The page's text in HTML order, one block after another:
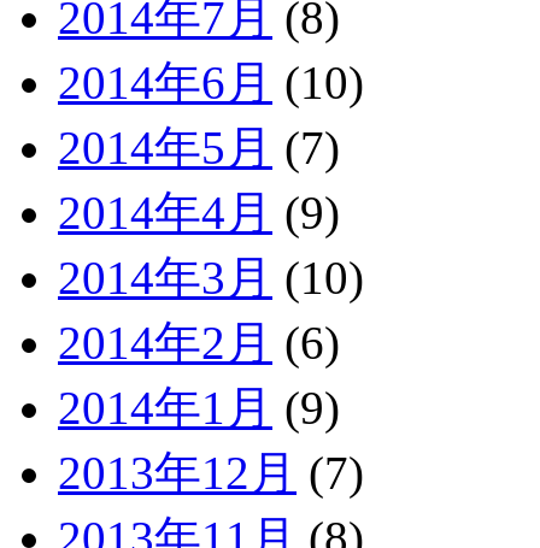
2014年7月 (8)
2014年6月 (10)
2014年5月 (7)
2014年4月 (9)
2014年3月 (10)
2014年2月 (6)
2014年1月 (9)
2013年12月 (7)
2013年11月 (8)